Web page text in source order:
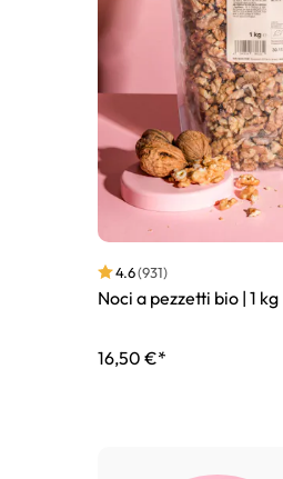
4.6(931)
Noci a pezzetti bio | 1 kg
16,50 €*